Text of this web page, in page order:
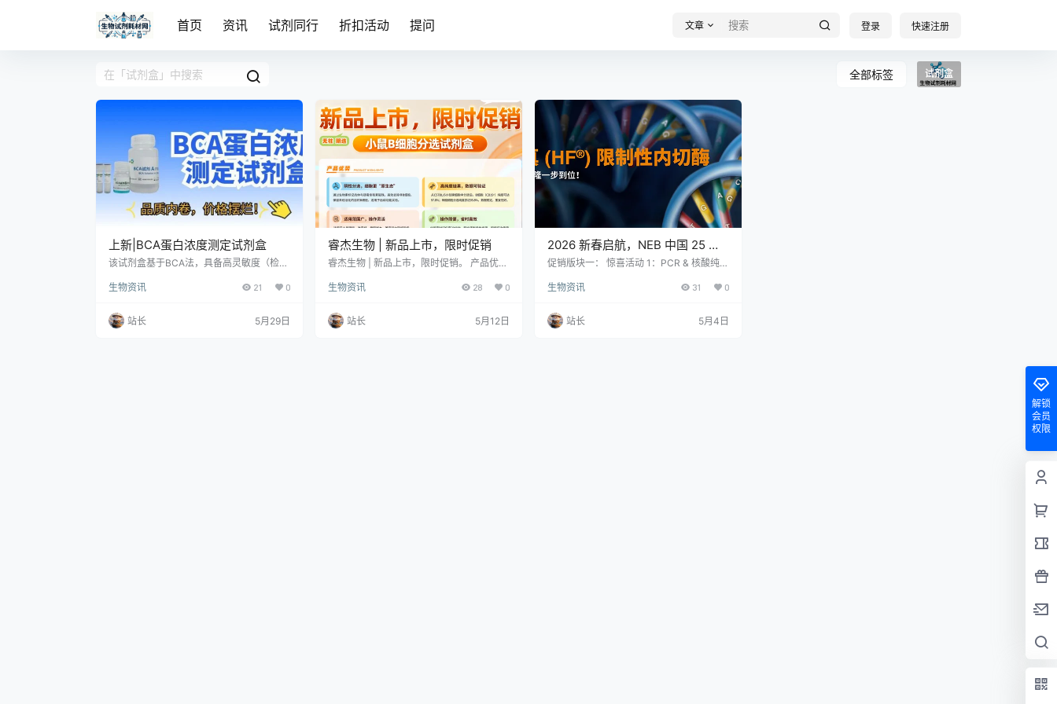
首页 资讯 试剂同行 折扣活动 提问 文章 登录 快速注册
全部标签 试剂盒
上新|BCA蛋白浓度测定试剂盒
该试剂盒基于BCA法，具备高灵敏度（检测
30分钟）及优良线性关系（20-2000μg/m
按50:1配制，操作简便。注意避免螯合剂及
高浓度还原剂干扰，每盒可检测500个样
生物资讯 21 0
站长 5月29日
睿杰生物 | 新品上市，限时促销
睿杰生物 | 新品上市，限时促销。 产品优势
更“原生态” 通过生物素标记抗体与链霉亲和
的目的B细胞，适用于后续功能实验。 适用
范围广，操作灵活 适用于小鼠脾脏、淋巴
生物资讯 28 0
站长 5月12日
2026 新春启航，NEB 中国 25 周
年“科研四季献礼” 春季篇正式开
促销版块一： 惊喜活动 1：PCR & 核酸纯
合成+纯化“黄金组合”强强联手，效率加
75 年作为全球首家限制性内切酶商业化生
产商奠基行业以来，NEB 持续引领技术革
生物资讯 31 0
站长 5月4日
解锁
会员
权限